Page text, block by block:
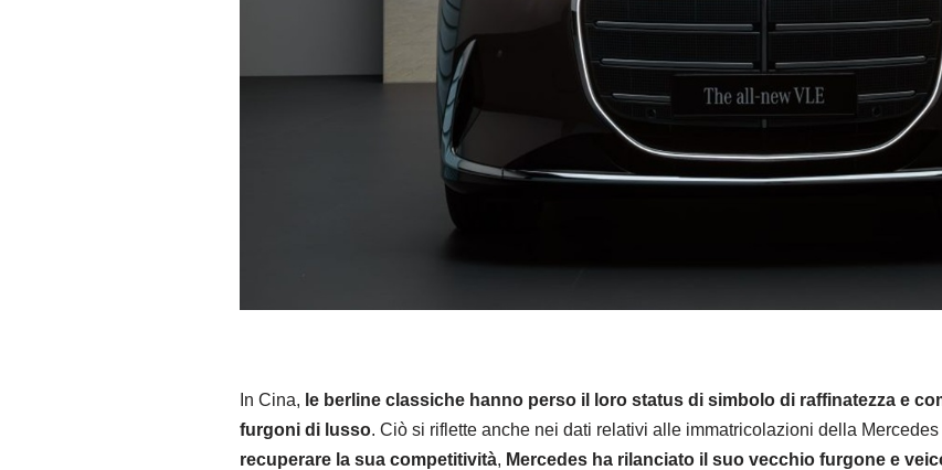
In Cina, le berline classiche hanno perso il loro status di simbolo di raffinatezza e
furgoni di lusso. Ciò si riflette anche nei dati relativi alle immatricolazioni della
recuperare la sua competitività, Mercedes ha rilanciato il suo vecchio furgone e